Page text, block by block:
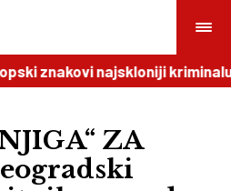
znakovi najskloniji kriminalu
ZA